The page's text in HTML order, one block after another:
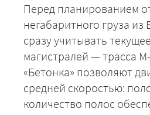
Перед планированием
негабаритного груза
сразу учитывать
магистралей — трасса
«Бетонка» позволяют
средней скоростью:
количество полос